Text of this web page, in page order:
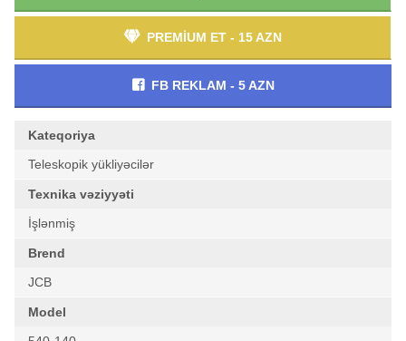
PREMİUM ET - 15 AZN
FB REKLAM - 5 AZN
Kateqoriya
Teleskopik yükliyəcilər
Texnika vəziyyəti
İşlənmiş
Brend
JCB
Model